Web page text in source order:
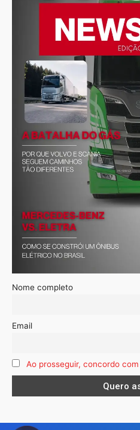
Nome completo
Email
Ao prosseguir, concordo